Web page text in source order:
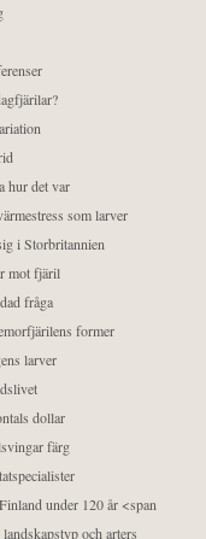
hur det var
som larver
i Storbritannien
mot fjäril
fråga
former
larver
dollar
färg
under 120 år <span
och arters